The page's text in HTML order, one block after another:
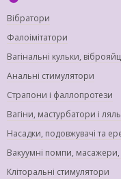
Вібратори
Фалоімітатори
Вагінальні кульки,
Анальні стимулятори
Страпони і фаллопротези
Вагіни, мастурбатори і
Насадки, подовжувачі та
Вакуумні помпи,
Кліторальні стимулятори